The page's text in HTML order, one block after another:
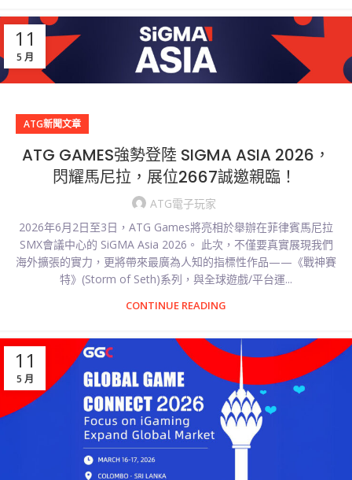
11
5 月
ATG新聞文章
ATG GAMES強勢登陸 SIGMA ASIA 2026，
閃耀馬尼拉，展位2667誠邀親臨！
ATG電子玩家
2026年6月2日至3日，ATG Games將亮相於舉辦在菲律賓馬尼拉
SMX會議中心的 SiGMA Asia 2026。 此次，不僅要真實展現我們
海外擴張的實力，更將帶來最廣為人知的指標性作品——《戰神賽
特》(Storm of Seth)系列，與全球遊戲/平台運...
CONTINUE READING
11
5 月